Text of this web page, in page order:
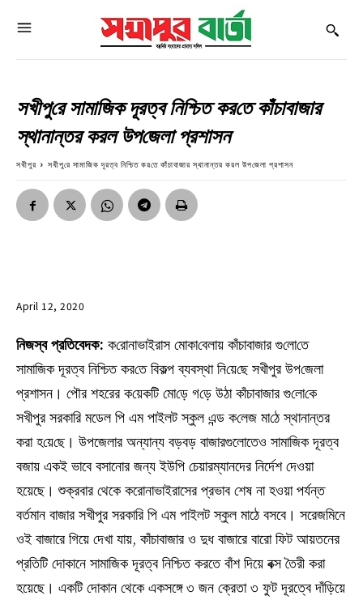
সখীপু‌রে সামা‌জিক দূরত্ব নি‌শ্চিত কর‌তে কাঁচাবাজার
স্থানান্তর করল উপ‌জেলা প্রশাসন
সখীপুর সখীপু‌রে সামা‌জিক দূরত্ব নি‌শ্চিত কর‌তে কাঁচাবাজার স্থানান্তর করল উপ‌জেলা প্রশাসন
April 12, 2020
নিজস্ব প্রতিবেদক: ক‌রোনাভাইরাস মোকা‌বেলায় কাঁচাবাজার গু‌লো‌তে
সামা‌জিক দূরত্ব নি‌শ্চিত কর‌তে ‌বিকল্প ব্যবস্থা নি‌য়ে‌ছে সখীপুর উপ‌জেলা
প্রশাসন। পৌর শহরের ক‌য়েক‌টি মো‌ড়ে গ‌ড়ে উঠা কাঁচাবাজার গু‌লো‌কে
সখীপুর সরকা‌রি মডেল পি এম পাইলট স্কুল এন্ড ক‌লেজ মা‌ঠে স্থানান্তর
করা হ‌য়ে‌ছে। উপজেলার অন্যান্য বড়বড় বাজারগুলোতেও সামা‌জিক দূরত্ব
বজায় একই ভাবে বসানোর জন্য ইউপি চেয়ারম্যানদের নির্দেশ দেওয়া
হয়েছে। শুক্রবার থেকে করোনাভাইরাসের প্রভাব শেষ না হওয়া পর্যন্ত
বর্তমান বাজার সখীপুর সরকারি পি এম পাইলট স্কুল মাঠে বসবে। সরেজমিনে
ওই বাজারে গিয়ে দেখা যায়, কাঁচাবাজার ও দুধ বাজারে বারো ফিট আয়তনের
প্রতিটি দোকানে সামাজিক দূরত্ব নিশ্চিত করতে বাঁশ দিয়ে বক্স তৈরী করা
হয়েছে। একটি দোকান থেকে একসঙ্গে ৩ জন ক্রেতা ৩ ফুট দূরত্বে দাঁড়িয়ে